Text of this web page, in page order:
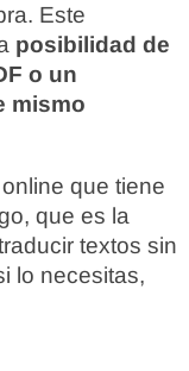
Este
posibilidad de
o un
mismo
que tiene
que es la
textos sin
lo necesitas,